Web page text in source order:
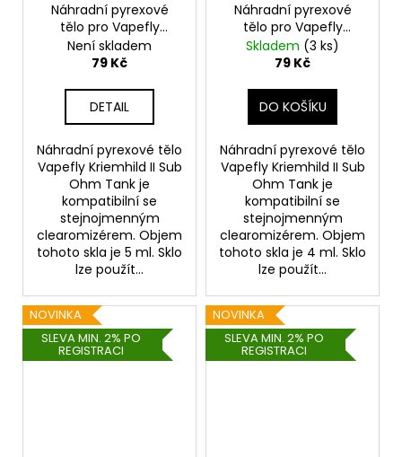
Náhradní pyrexové
tělo pro Vapefly
Kriemhild II Sub Ohm
Tank (5ml)
Není skladem
79 Kč
DETAIL
Náhradní pyrexové tělo
Vapefly Kriemhild II Sub
Ohm Tank je
kompatibilní se
stejnojmenným
clearomizérem. Objem
tohoto skla je 5 ml. Sklo
lze použít...
Náhradní pyrexové
tělo pro Vapefly
Kriemhild II Sub Ohm
Tank (4ml)
Skladem (3 ks)
79 Kč
DO KOŠÍKU
Náhradní pyrexové tělo
Vapefly Kriemhild II Sub
Ohm Tank je
kompatibilní se
stejnojmenným
clearomizérem. Objem
tohoto skla je 4 ml. Sklo
lze použít...
NOVINKA
SLEVA MIN. 2% PO
REGISTRACI
NOVINKA
SLEVA MIN. 2% PO
REGISTRACI